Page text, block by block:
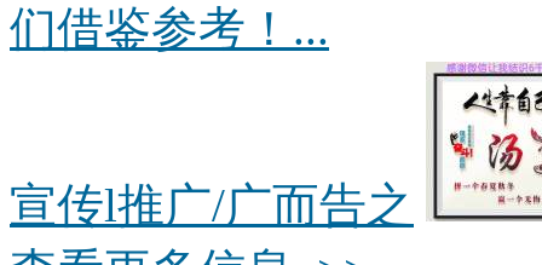
们借鉴参考！...
宣传l推广/广而告之